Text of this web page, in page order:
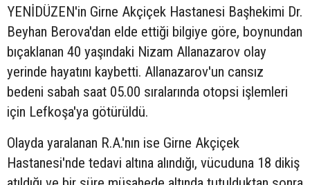
YENİDÜZEN'in Girne Akçiçek Hastanesi Başhekimi Dr.
Beyhan Berova'dan elde ettiği bilgiye göre, boynundan
bıçaklanan 40 yaşındaki Nizam Allanazarov olay
yerinde hayatını kaybetti. Allanazarov'un cansız
bedeni sabah saat 05.00 sıralarında otopsi işlemleri
için Lefkoşa'ya götürüldü.
Olayda yaralanan R.A.'nın ise Girne Akçiçek
Hastanesi'nde tedavi altına alındığı, vücuduna 18 dikiş